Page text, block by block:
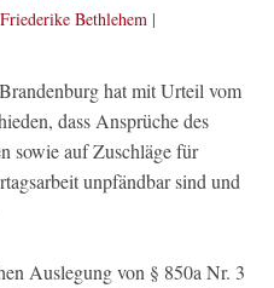
Bethlehem |
hat mit Urteil vom
dass Ansprüche des
sowie auf Zuschläge für
unpfändbar sind und
Auslegung von § 850a Nr. 3